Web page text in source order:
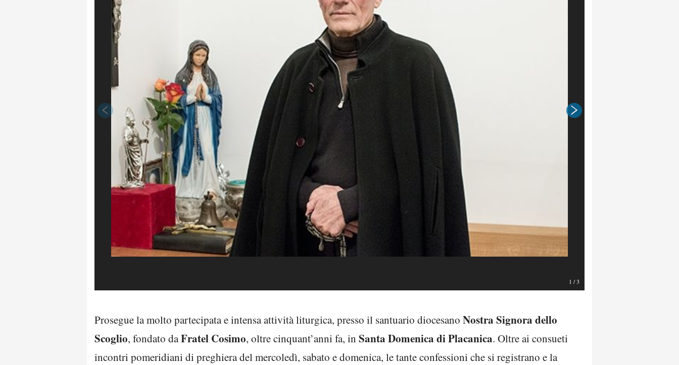
1 /3
Prosegue la molto partecipata e intensa attività liturgica, presso il santuario diocesano Nostra Signora dello
Scoglio, fondato daFratel Cosimo, oltre cinquant’anni fa, in Santa Domenica di Placanica. Oltre ai consueti
incontri pomeridiani di preghiera del mercoledì, sabato e domenica, le tante confessioni che si registrano e la